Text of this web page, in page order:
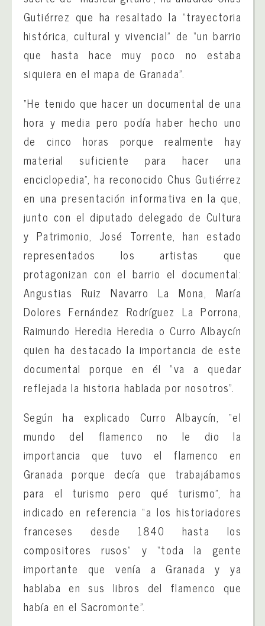
Gutiérrez que ha resaltado la “trayectoria
histórica, cultural y vivencial” de “un barrio
que hasta hace muy poco no estaba
siquiera en el mapa de Granada”.
“He tenido que hacer un documental de una
hora y media pero podía haber hecho uno
de cinco horas porque realmente hay
material suficiente para hacer una
enciclopedia”, ha reconocido Chus Gutiérrez
en una presentación informativa en la que,
junto con el diputado delegado de Cultura
y Patrimonio, José Torrente, han estado
representados los artistas que
protagonizan con el barrio el documental:
Angustias Ruiz Navarro La Mona, María
Dolores Fernández Rodríguez La Porrona,
Raimundo Heredia Heredia o Curro Albaycín
quien ha destacado la importancia de este
documental porque en él “va a quedar
reflejada la historia hablada por nosotros”.
Según ha explicado Curro Albaycín, “el
mundo del flamenco no le dio la
importancia que tuvo el flamenco en
Granada porque decía que trabajábamos
para el turismo pero qué turismo”, ha
indicado en referencia “a los historiadores
franceses desde 1840 hasta los
compositores rusos” y “toda la gente
importante que venía a Granada y ya
hablaba en sus libros del flamenco que
había en el Sacromonte”.